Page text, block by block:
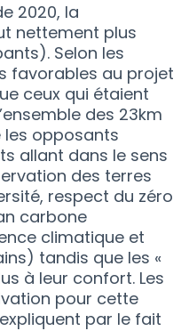
2020, la
nettement plus
Selon les
favorables au projet
ceux qui étaient
des 23km
les opposants
allant dans le sens
des terres
respect du zéro
carbone
climatique et
tandis que les «
à leur confort. Les
pour cette
par le fait